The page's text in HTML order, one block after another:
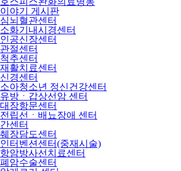
이야기 게시판
심뇌혈관센터
소화기내시경센터
인공신장센터
관절센터
척추센터
재활치료센터
신경센터
소아청소년 정신건강센터
유방ㆍ갑상선암 센터
대장항문센터
전립선ㆍ배뇨장애 센터
간센터
췌장담도센터
인터벤션센터(중재시술)
항암방사선치료센터
폐암수술센터